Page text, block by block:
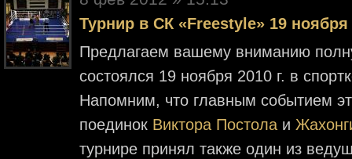
Турнир в СК «Freestyle» 19 ноября
Предлагаем вашему вниманию
состоялся 19 ноября 2010 г. в
Напомним, что главным событием
поединок Виктора Постола и
турнире принял также один из